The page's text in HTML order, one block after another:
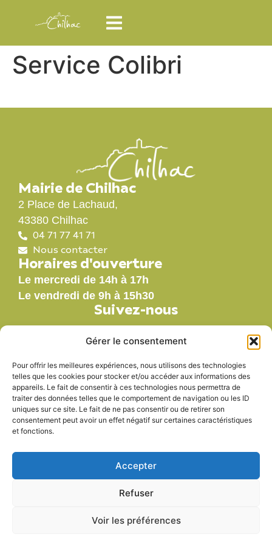
Gérer le consentement
Pour offrir les meilleures expériences, nous utilisons des technologies
telles que les cookies pour stocker et/ou accéder aux informations des
appareils. Le fait de consentir à ces technologies nous permettra de
traiter des données telles que le comportement de navigation ou les ID
uniques sur ce site. Le fait de ne pas consentir ou de retirer son
consentement peut avoir un effet négatif sur certaines caractéristiques
et fonctions.
Accepter
Refuser
Voir les préférences
Service Colibri
Mairie de Chilhac
2 Place de Lachaud,
43380 Chilhac
04 71 77 41 71
Nous contacter
Horaires d'ouverture
Le mercredi de 14h à 17h
Le vendredi de 9h à 15h30
Suivez-nous
Nos labels
AccessibilitéMentions légales